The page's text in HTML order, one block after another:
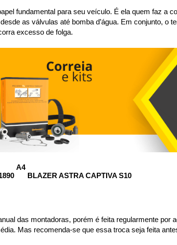
fundamental para seu veículo. É ela quem faz a
as válvulas até bomba d’água. Em conjunto, o
excesso de folga.
A4
BLAZER ASTRA CAPTIVA S10
das montadoras, porém é feita regularmente por
Mas recomenda-se que essa troca seja feita